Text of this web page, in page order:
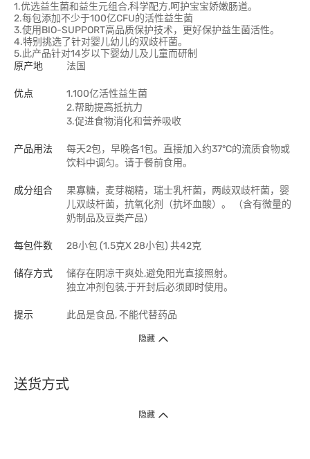
1.优选益生菌和益生元组合,科学配方,呵护宝宝娇嫩肠道。
2.每包添加不少于100亿CFU的活性益生菌
3.使用BIO-SUPPORT高品质保护技术，更好保护益生菌活性。
4.特别挑选了针对婴儿幼儿的双歧杆菌。
5.此产品针对14岁以下婴幼儿及儿童而研制
原产地
法国
优点
1.100亿活性益生菌
2.帮助提高抵抗力
3.促进食物消化和营养吸收
产品用法
每天2包，早晚各1包。直接加入约37°C的流质食物或
饮料中调匀。请于餐前食用。
成分组合
果寡糖，麦芽糊精，瑞士乳杆菌，两歧双歧杆菌，婴
儿双歧杆菌，抗氧化剂（抗坏血酸）。 （含有微量的
奶制品及豆类产品）
每包件数 28小包 (1.5克X 28小包) 共42克
储存方式
储存在阴凉干爽处,避免阳光直接照射。
独立冲剂包装,于开封后必须即时使用。
提示 此品是食品, 不能代替药品
隐藏
送货方式
1. 送货到府（受卫生署条例规管产品除外 ）
隐藏